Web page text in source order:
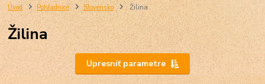
Úvod Pohľadnice Slovensko Žilina
Žilina
Upresniť parametre